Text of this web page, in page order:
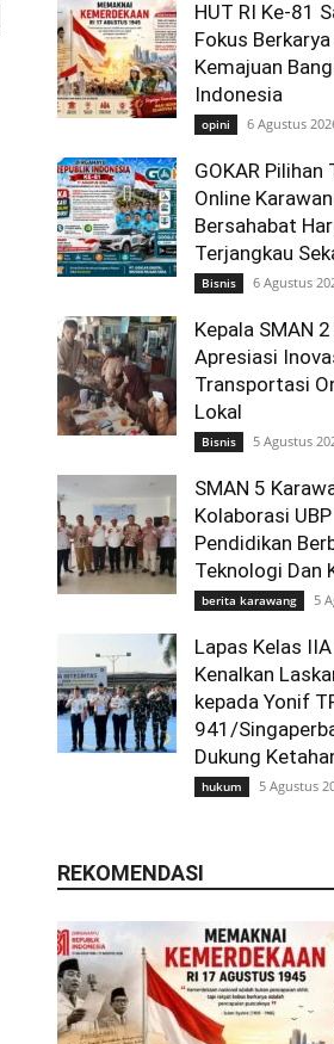
HUT RI Ke-81
Fokus
Kemajuan
Indonesia
opini 6 Agustus
GOKAR
Online
Bersahabat
Terjangkau
Bisnis 6 Agustus
Kepala SMAN
Apresiasi
Transportasi
Lokal
Bisnis 5 Agustus
SMAN 5
Kolaborasi
Pendidikan
Teknologi Dan
berita karawang 5
Lapas Kelas
Kenalkan
kepada Yonif
941/
Dukung
hukum 5 Agustus
REKOMENDASI